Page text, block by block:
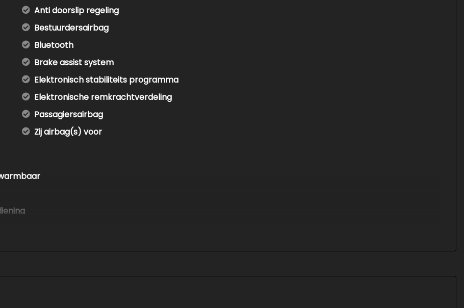
Anti doorslip regeling
Bestuurdersairbag
Bluetooth
Brake assist system
Elektronisch stabiliteits programma
Elektronische remkrachtverdeling
Passagiersairbag
Zij airbag(s) voor